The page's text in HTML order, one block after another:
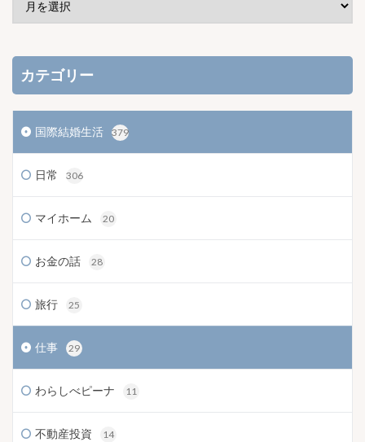
カテゴリー
国際結婚生活 379
日常 306
マイホーム 20
お金の話 28
旅行 25
仕事 29
わらしべピーナ 11
不動産投資 14